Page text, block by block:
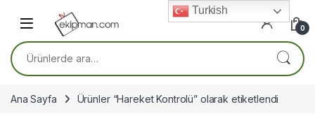
0
Ara:
Ana Sayfa Ürünler “Hareket Kontrolü” olarak etiketlendi
Turkish